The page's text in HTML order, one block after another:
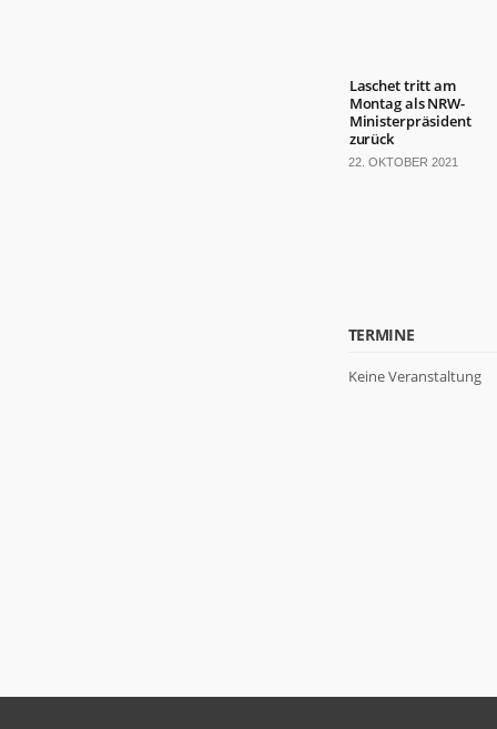
Laschet tritt am
Montag als NRW-
Ministerpräsident
zurück
22. OKTOBER 2021
TERMINE
Keine Veranstaltung